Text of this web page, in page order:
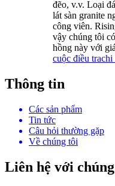
đẽo, v.v. Loại
lát sàn granite
công viên.
vậy chúng tôi
hồng này với
cuộc điều trachi
Thông tin
Các sản phẩm
Tin tức
Câu hỏi thường gặp
Về chúng tôi
Liên hệ với